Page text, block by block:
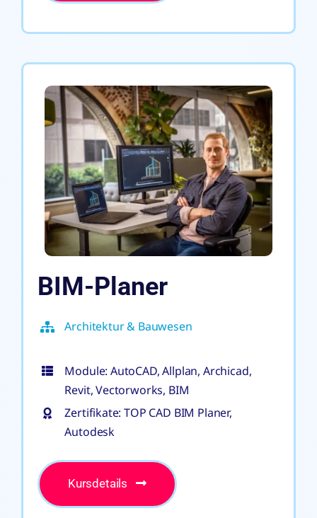
BIM-Planer
Architektur & Bauwesen
Module: AutoCAD, Allplan, Archicad,
Revit, Vectorworks, BIM
Zertifikate: TOP CAD BIM Planer,
Autodesk
Kursdetails